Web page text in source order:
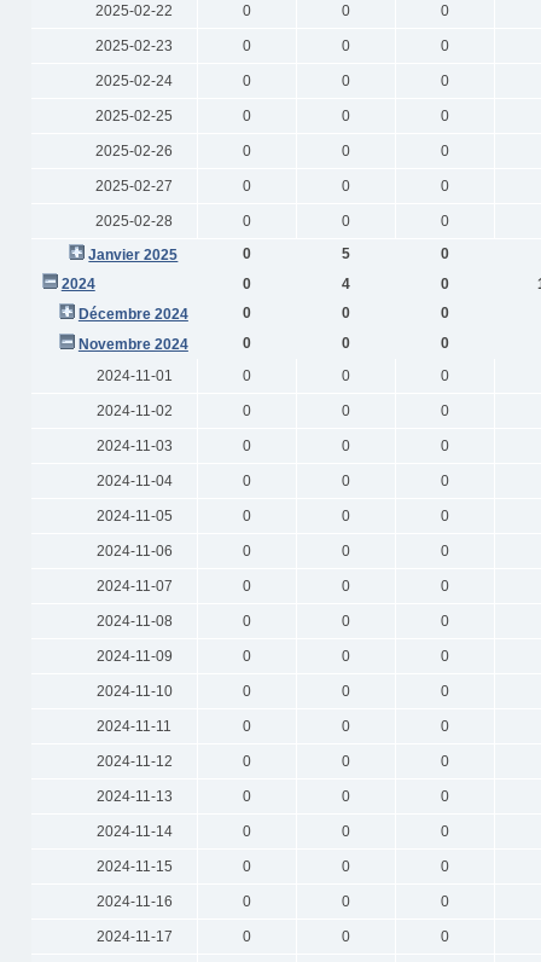
2025-02-22 0 0 0
2025-02-23 0 0 0
2025-02-24 0 0 0
2025-02-25 0 0 0
2025-02-26 0 0 0
2025-02-27 0 0 0
2025-02-28 0 0
0
Janvier 2025
0 5
0
2024
0 4 0
Décembre 2024
0 0
0
Novembre 2024
0 0
0
2024-11-01
0 0 0
2024-11-02 0 0 0
2024-11-03 0 0 0
2024-11-04 0 0 0
2024-11-05 0 0 0
2024-11-06 0 0 0
2024-11-07 0 0 0
2024-11-08 0 0 0
2024-11-09 0 0 0
2024-11-10 0 0 0
2024-11-11 0 0 0
2024-11-12 0 0 0
2024-11-13 0 0 0
2024-11-14 0 0 0
2024-11-15 0 0 0
2024-11-16 0 0 0
2024-11-17 0 0 0